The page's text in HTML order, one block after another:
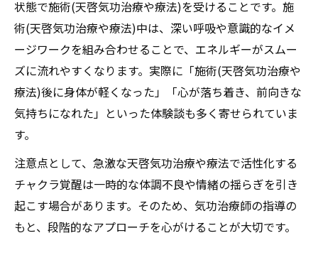
状態で施術(天啓気功治療や療法)を受けることです。施
術(天啓気功治療や療法)中は、深い呼吸や意識的なイメ
ージワークを組み合わせることで、エネルギーがスムー
ズに流れやすくなります。実際に「施術(天啓気功治療や
療法)後に身体が軽くなった」「心が落ち着き、前向きな
気持ちになれた」といった体験談も多く寄せられていま
す。
注意点として、急激な天啓気功治療や療法で活性化する
チャクラ覚醒は一時的な体調不良や情緒の揺らぎを引き
起こす場合があります。そのため、気功治療師の指導の
もと、段階的なアプローチを心がけることが大切です。